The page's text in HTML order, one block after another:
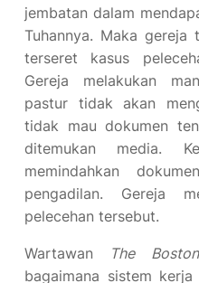
jembatan dalam
Tuhannya. Maka
terseret kasus
Gereja melakukan
pastur tidak akan
tidak mau dokumen
ditemukan media.
memindahkan
pengadilan. Gereja
pelecehan tersebut.
Wartawan The
bagaimana sistem